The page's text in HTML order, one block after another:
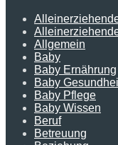
Allgemein
Baby
Baby Ernährung
Baby
Baby Pflege
Baby Wissen
Beruf
Betreuung